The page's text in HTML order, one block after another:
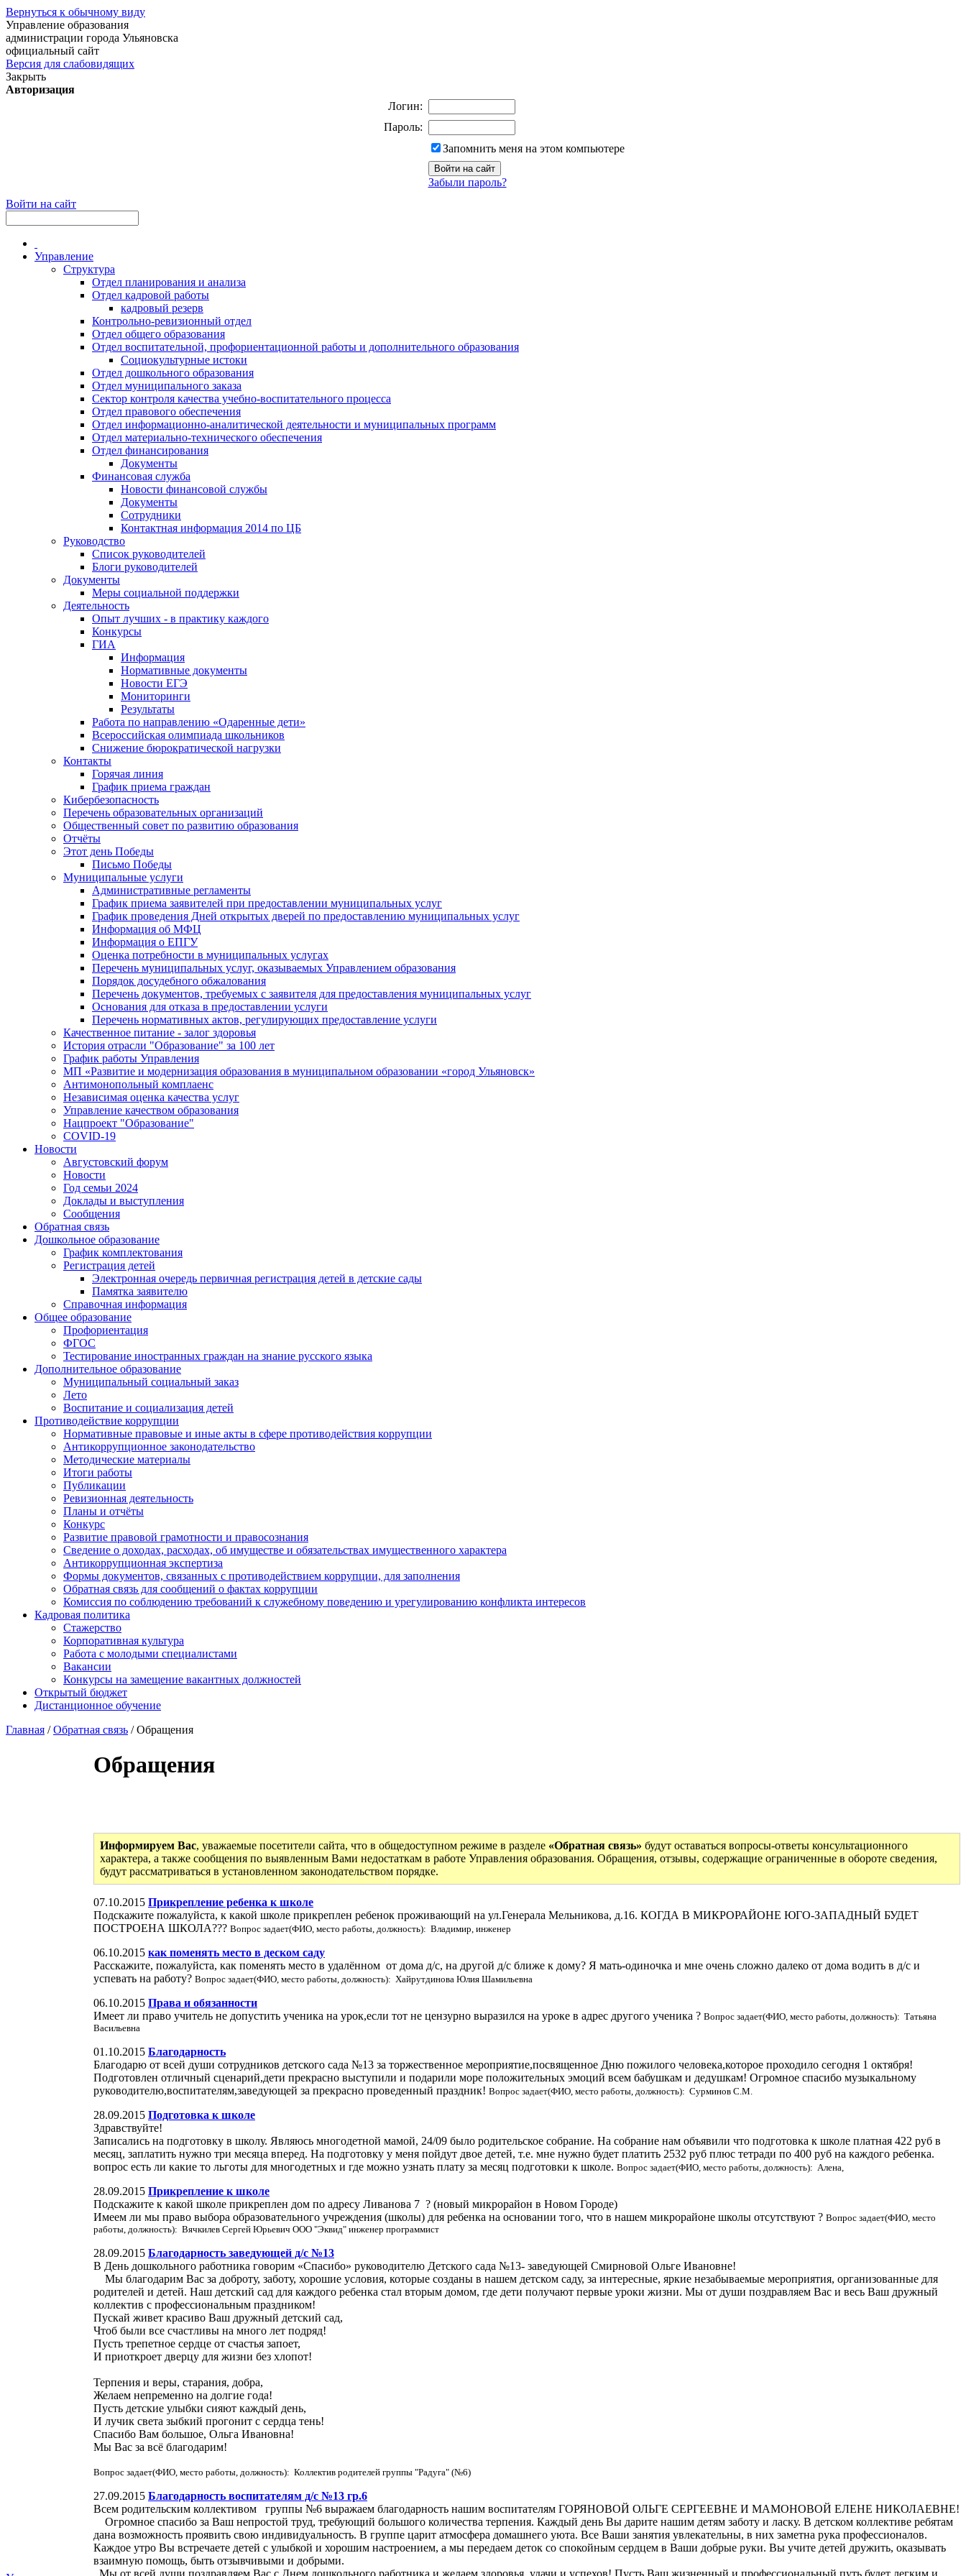
Вернуться к обычному виду
Управление образования
администрации города Ульяновска
официальный сайт
Версия для слабовидящих
Закрыть
Авторизация
Логин:
Пароль:
Запомнить меня на этом компьютере
Забыли пароль?
Войти на сайт
Управление
Структура
Отдел планирования и анализа
Отдел кадровой работы
кадровый резерв
Контрольно-ревизионный отдел
Отдел общего образования
Отдел воспитательной, профориентационной работы и дополнительного образования
Социокультурные истоки
Отдел дошкольного образования
Отдел муниципального заказа
Сектор контроля качества учебно-воспитательного процесса
Отдел правового обеспечения
Отдел информационно-аналитической деятельности и муниципальных программ
Отдел материально-технического обеспечения
Отдел финансирования
Документы
Финансовая служба
Новости финансовой службы
Документы
Сотрудники
Контактная информация 2014 по ЦБ
Руководство
Список руководителей
Блоги руководителей
Документы
Меры социальной поддержки
Деятельность
Опыт лучших - в практику каждого
Конкурсы
ГИА
Информация
Нормативные документы
Новости ЕГЭ
Мониторинги
Результаты
Работа по направлению «Одаренные дети»
Всероссийская олимпиада школьников
Снижение бюрократической нагрузки
Контакты
Горячая линия
График приема граждан
Кибербезопасность
Перечень образовательных организаций
Общественный совет по развитию образования
Отчёты
Этот день Победы
Письмо Победы
Mуниципальные услуги
Административные регламенты
График приема заявителей при предоставлении муниципальных услуг
График проведения Дней открытых дверей по предоставлению муниципальных услуг
Информация об МФЦ
Информация о ЕПГУ
Оценка потребности в муниципальных услугах
Перечень муниципальных услуг, оказываемых Управлением образования
Порядок досудебного обжалования
Перечень документов, требуемых с заявителя для предоставления муниципальных услуг
Основания для отказа в предоставлении услуги
Перечень нормативных актов, регулирующих предоставление услуги
Качественное питание - залог здоровья
История отрасли "Oбразованиe" за 100 лет
График работы Управления
МП «Развитие и модернизация образования в муниципальном образовании «город Ульяновск»
Антимонопольный комплаенс
Независимая оценка качества услуг
Управление качеством образования
Нацпроект "Образование"
COVID-19
Новости
Августовский форум
Новости
Год семьи 2024
Доклады и выступления
Сообщения
Обратная связь
Дошкольное образование
График комплектования
Регистрация детей
Электронная очередь первичная регистрация детей в детские сады
Памятка заявителю
Справочная информация
Общее образование
Профориентация
ФГОС
Тестирование иностранных граждан на знание русского языка
Дополнительное образование
Муниципальный социальный заказ
Лето
Воспитание и социализация детей
Противодействие коррупции
Нормативные правовые и иные акты в сфере противодействия коррупции
Антикоррупционное законодательство
Методические материалы
Итоги работы
Публикации
Ревизионная деятельность
Планы и отчёты
Конкурс
Развитие правовой грамотности и правосознания
Сведение о доходах, расходах, об имуществе и обязательствах имущественного характера
Антикоррупционная экспертиза
Формы документов, связанных с противодействием коррупции, для заполнения
Обратная связь для сообщений о фактах коррупции
Комиссия по соблюдению требований к служебному поведению и урегулированию конфликта интересов
Кадровая политика
Стажерство
Корпоративная культура
Работа с молодыми специалистами
Вакансии
Конкурсы на замещение вакантных должностей
Открытый бюджет
Дистанционное обучение
Главная /Обратная связь / Обращения
Обращения
Информируем Вас, уважаемые посетители сайта, что в общедоступном режиме в разделе «Обратная связь» будут оставаться вопросы-ответы консультационного
характера, а также сообщения по выявленным Вами недостаткам в работе Управления образования. Обращения, отзывы, содержащие ограниченные в обороте сведения,
будут рассматриваться в установленном законодательством порядке.
07.10.2015 Прикрепление ребенка к школе
Подскажите пожалуйста, к какой школе прикреплен ребенок проживающий на ул.Генерала Мельникова, д.16. КОГДА В МИКРОРАЙОНЕ ЮГО-ЗАПАДНЫЙ БУДЕТ
ПОСТРОЕНА ШКОЛА??? Вопрос задает(ФИО, место работы, должность): Владимир, инженер
06.10.2015 как поменять место в деском саду
Расскажите, пожалуйста, как поменять место в удалённом от дома д/с, на другой д/с ближе к дому? Я мать-одиночка и мне очень сложно далеко от дома водить в д/с и
успевать на работу? Вопрос задает(ФИО, место работы, должность): Хайрутдинова Юлия Шамильевна
06.10.2015 Права и обязанности
Имеет ли право учитель не допустить ученика на урок,если тот не цензурно выразился на уроке в адрес другого ученика ? Вопрос задает(ФИО, место работы, должность): Татьяна
Васильевна
01.10.2015 Благодарность
Благодарю от всей души сотрудников детского сада №13 за торжественное мероприятие,посвященное Дню пожилого человека,которое проходило сегодня 1 октября!
Подготовлен отличный сценарий,дети прекрасно выступили и подарили море положительных эмоций всем бабушкам и дедушкам! Огромное спасибо музыкальному
руководителю,воспитателям,заведующей за прекрасно проведенный праздник! Вопрос задает(ФИО, место работы, должность): Сурминов С.М.
28.09.2015 Подготовка к школе
Здравствуйте!
Записались на подготовку в школу. Являюсь многодетной мамой, 24/09 было родительское собрание. На собрание нам объявили что подготовка к школе платная 422 руб в
месяц, заплатить нужно три месяца вперед. На подготовку у меня пойдут двое детей, т.е. мне нужно будет платить 2532 руб плюс тетради по 400 руб на каждого ребенка.
вопрос есть ли какие то льготы для многодетных и где можно узнать плату за месяц подготовки к школе. Вопрос задает(ФИО, место работы, должность): Алена,
28.09.2015 Прикрепление к школе
Подскажите к какой школе прикреплен дом по адресу Ливанова 7 ? (новый микрорайон в Новом Городе)
Имеем ли мы право выбора образовательного учреждения (школы) для ребенка на основании того, что в нашем микрорайоне школы отсутствуют ? Вопрос задает(ФИО, место
работы, должность): Вячкилев Сергей Юрьевич ООО "Эквид" инженер программист
28.09.2015 Благодарность заведующей д/с №13
В День дошкольного работника говорим «Спасибо» руководителю Детского сада №13- заведующей Смирновой Ольге Ивановне!
Мы благодарим Вас за доброту, заботу, хорошие условия, которые созданы в нашем детском саду, за интересные, яркие незабываемые мероприятия, организованные для
родителей и детей. Наш детский сад для каждого ребенка стал вторым домом, где дети получают первые уроки жизни. Мы от души поздравляем Вас и весь Ваш дружный
коллектив с профессиональным праздником!
Пускай живет красиво Ваш дружный детский сад,
Чтоб были все счастливы на много лет подряд!
Пусть трепетное сердце от счастья запоет,
И приоткроет дверцу для жизни без хлопот!
Терпения и веры, старания, добра,
Желаем непременно на долгие года!
Пусть детские улыбки сияют каждый день,
И лучик света зыбкий прогонит с сердца тень!
Спасибо Вам большое, Ольга Ивановна!
Мы Вас за всё благодарим!
Вопрос задает(ФИО, место работы, должность): Коллектив родителей группы "Радуга" (№6)
27.09.2015 Благодарность воспитателям д/с №13 гр.6
Всем родительским коллективом группы №6 выражаем благодарность нашим воспитателям ГОРЯНОВОЙ ОЛЬГЕ СЕРГЕЕВНЕ И МАМОНОВОЙ ЕЛЕНЕ НИКОЛАЕВНЕ!
Огромное спасибо за Ваш непростой труд, требующий большого количества терпения. Каждый день Вы дарите нашим детям заботу и ласку. В детском коллективе ребятам
дана возможность проявить свою индивидуальность. В группе царит атмосфера домашнего уюта. Все Ваши занятия увлекательны, в них заметна рука профессионалов.
Каждое утро Вы встречаете детей с улыбкой и хорошим настроением, а мы передаем деток со спокойным сердцем в Ваши добрые руки. Вы учите детей дружить, оказывать
взаимную помощь, быть отзывчивыми и добрыми.
Мы от всей души поздравляем Вас с Днем дошкольного работника и желаем здоровья, удачи и успехов! Пусть Ваш жизненный и профессиональный путь будет легким и